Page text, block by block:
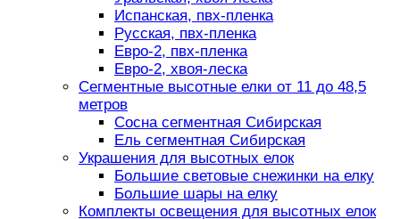
Испанская, пвх-пленка
Русская, пвх-пленка
Евро-2, пвх-пленка
Евро-2, хвоя-леска
Сегментные высотные елки от 11 до 48,5
метров
Сосна сегментная Сибирская
Ель сегментная Сибирская
Украшения для высотных елок
Большие световые снежинки на елку
Большие шары на елку
Комплекты освещения для высотных елок